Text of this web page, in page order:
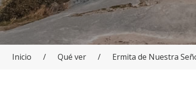
Inicio / Qué ver / Ermita de Nuestra